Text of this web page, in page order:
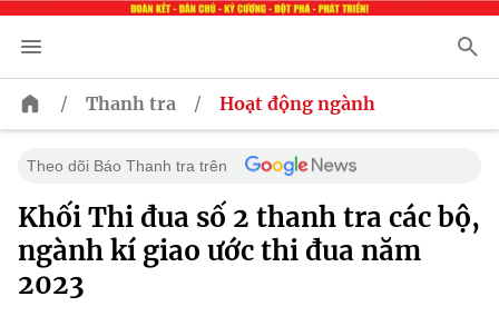
/ Thanh tra / Hoạt động ngành
Theo dõi Báo Thanh tra trên
Khối Thi đua số 2 thanh tra các bộ,
ngành kí giao ước thi đua năm
2023